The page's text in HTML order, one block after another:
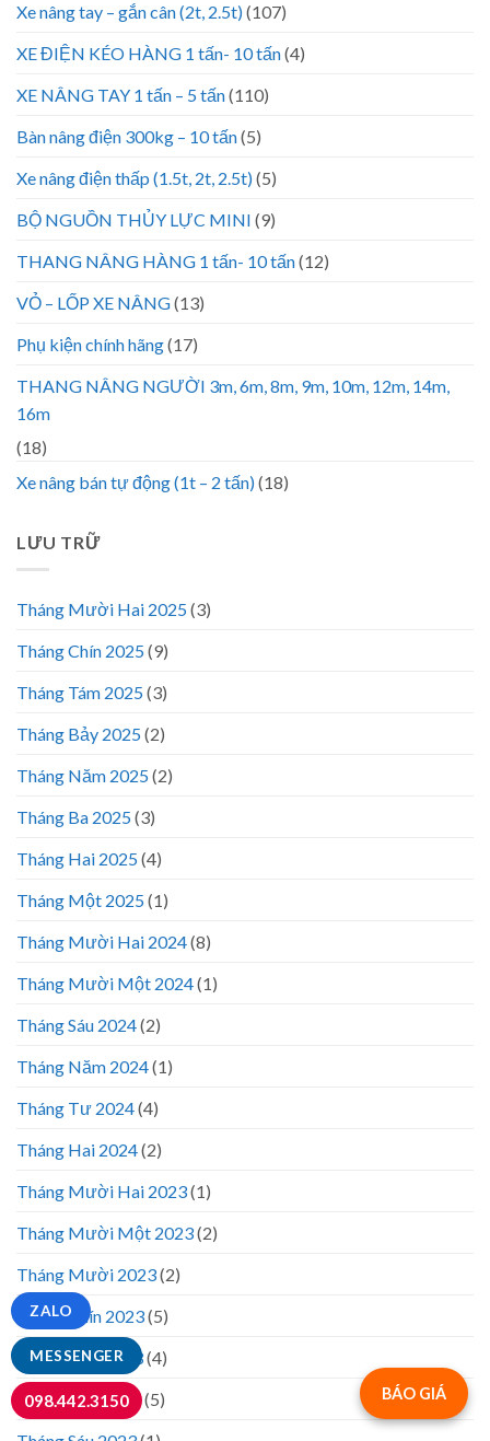
Xe nâng tay – gắn cân (2t, 2.5t)(107)
XE ĐIỆN KÉO HÀNG 1 tấn- 10 tấn(4)
XE NÂNG TAY 1 tấn – 5 tấn(110)
Bàn nâng điện 300kg – 10 tấn(5)
Xe nâng điện thấp (1.5t, 2t, 2.5t)(5)
BỘ NGUỒN THỦY LỰC MINI (9)
THANG NÂNG HÀNG 1 tấn- 10 tấn(12)
VỎ – LỐP XE NÂNG(13)
Phụ kiện chính hãng(17)
THANG NÂNG NGƯỜI 3m, 6m, 8m, 9m, 10m, 12m, 14m,
16m
(18)
Xe nâng bán tự động (1t – 2 tấn)(18)
LƯU TRỮ
Tháng Mười Hai 2025(3)
Tháng Chín 2025(9)
Tháng Tám 2025(3)
Tháng Bảy 2025(2)
Tháng Năm 2025(2)
Tháng Ba 2025(3)
Tháng Hai 2025(4)
Tháng Một 2025(1)
Tháng Mười Hai 2024(8)
Tháng Mười Một 2024(1)
Tháng Sáu 2024(2)
Tháng Năm 2024(1)
Tháng Tư 2024(4)
Tháng Hai 2024(2)
Tháng Mười Hai 2023(1)
Tháng Mười Một 2023(2)
Tháng Mười 2023(2)
Tháng Chín 2023(5)
Tháng Tám 2023(4)
Tháng Bảy 2023(5)
BÁO GIÁ
MESSENGER
ZALO
098.442.3150